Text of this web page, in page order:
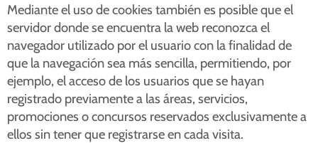
Mediante el uso de cookies también es posible que el
servidor donde se encuentra la web reconozca el
navegador utilizado por el usuario con la finalidad de
que la navegación sea más sencilla, permitiendo, por
ejemplo, el acceso de los usuarios que se hayan
registrado previamente a las áreas, servicios,
promociones o concursos reservados exclusivamente a
ellos sin tener que registrarse en cada visita.